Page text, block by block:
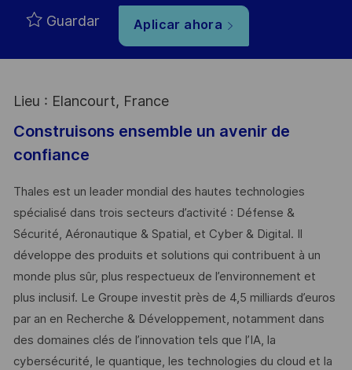
Guardar Aplicar ahora
Lieu : Elancourt, France
Construisons ensemble un avenir de
confiance
Thales est un leader mondial des hautes technologies
spécialisé dans trois secteurs d’activité : Défense &
Sécurité, Aéronautique & Spatial, et Cyber & Digital. Il
développe des produits et solutions qui contribuent à un
monde plus sûr, plus respectueux de l’environnement et
plus inclusif. Le Groupe investit près de 4,5 milliards d’euros
par an en Recherche & Développement, notamment dans
des domaines clés de l’innovation tels que l’IA, la
cybersécurité, le quantique, les technologies du cloud et la